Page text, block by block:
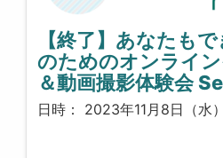
【終了】あなたも
のためのオンライ
＆動画撮影体験会
日時： 2023年11月8日（水